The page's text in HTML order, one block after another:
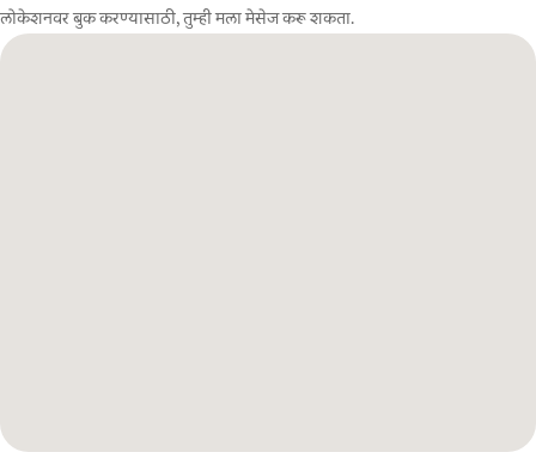
लोकेशनवर बुक करण्यासाठी, तुम्ही मला मेसेज करू शकता.